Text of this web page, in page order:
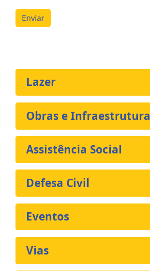
Enviar
Lazer
Obras e Infraestrutura
Assistência Social
Defesa Civil
Eventos
Vias